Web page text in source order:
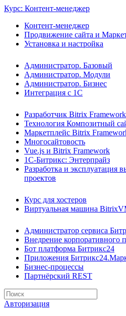
Курс: Контент-менеджер
Контент-менеджер
Продвижение сайта и
Установка и настройка
Администратор. Базовый
Администратор. Модули
Администратор. Бизнес
Интеграция с 1С
Разработчик Bitrix Framework
Технология Композитный
Маркетплейс Bitrix
Многосайтовость
Vue.js и Bitrix Framework
1С-Битрикс: Энтерпрайз
Разработка и эксплуатация
проектов
Курс для хостеров
Виртуальная машина
Администратор сервиса
Внедрение корпоративного
Бот платформа Битрикс24
Приложения
Бизнес-процессы
Партнёрский REST
Авторизация